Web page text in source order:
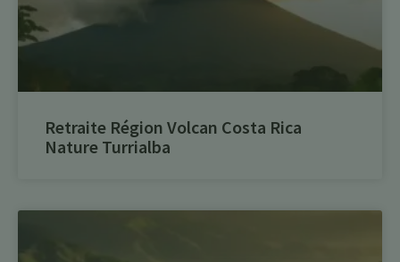
Retraite Région Volcan Costa Rica
Nature Turrialba